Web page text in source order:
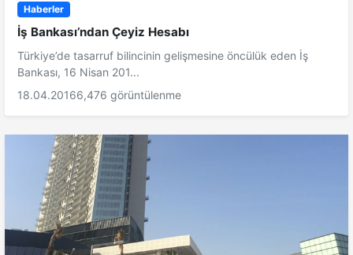
Haberler
İş Bankası’ndan Çeyiz Hesabı
Türkiye’de tasarruf bilincinin gelişmesine öncülük eden İş
Bankası, 16 Nisan 201...
18.04.20166,476 görüntülenme